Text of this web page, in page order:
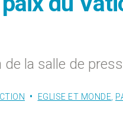
la salle de
EGLISE ET MONDE